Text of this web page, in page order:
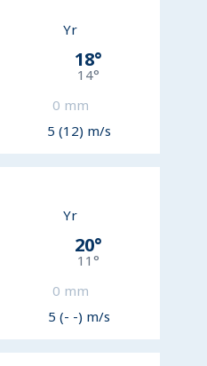
Yr
18°
14°
0 mm
5 (12) m/s
Yr
20°
11 °
0 mm
5 (- -) m/s